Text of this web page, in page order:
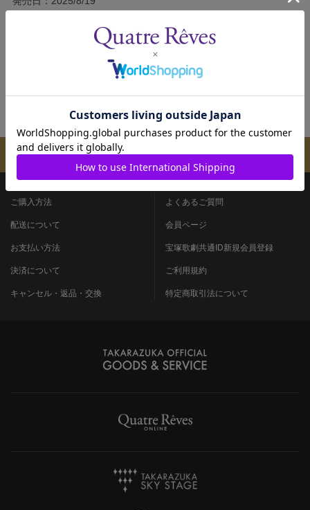
サイズを選択する
メールマガジンのご案内
ご購入方法
配送について
お支払い方法
決済について
キャンセル・返品・交換
よくあるご質問
会員ページ
宝塚歌劇共通ID新規会員登録
ご利用規約
特定商取引法について